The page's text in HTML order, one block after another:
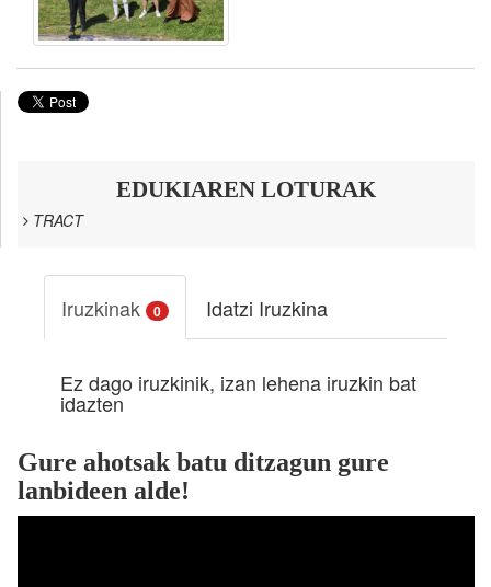
EDUKIAREN LOTURAK
TRACT
Iruzkinak 0 Idatzi Iruzkina
Ez dago iruzkinik, izan lehena iruzkin bat
idazten
Gure ahotsak batu ditzagun gure
lanbideen alde!